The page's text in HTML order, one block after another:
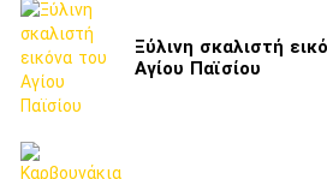
Ξύλινη σκαλιστή
Αγίου Παϊσίου